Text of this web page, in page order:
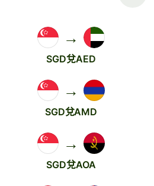
→
SGD兌AED
→
SGD兌AMD
→
SGD兌AOA